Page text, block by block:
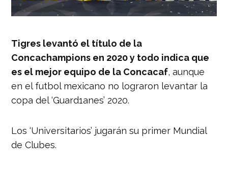
Tigres levantó el título de la
Concachampions en 2020 y todo indica que
es el mejor equipo de la Concacaf, aunque
en el futbol mexicano no lograron levantar la
copa del ‘Guard1anes’ 2020.
Los ‘Universitarios’ jugarán su primer Mundial
de Clubes.